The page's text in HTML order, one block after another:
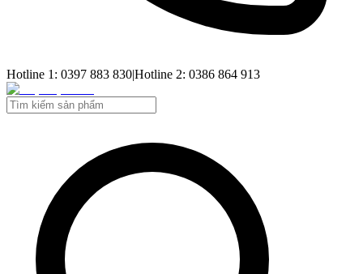
Hotline 1: 0397 883 830|Hotline 2: 0386 864 913